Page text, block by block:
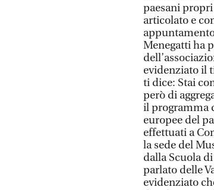
paesani
articolato e
Menegatti ha
evidenziato il
ti dice: Stai
però di
il programma
europee del
effettuati a
la sede del
dalla Scuola
parlato delle
evidenziato